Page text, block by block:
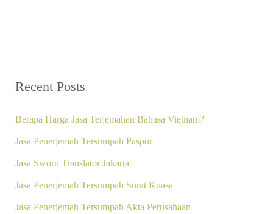
Recent Posts
Berapa Harga Jasa Terjemahan Bahasa Vietnam?
Jasa Penerjemah Tersumpah Paspor
Jasa Sworn Translator Jakarta
Jasa Penerjemah Tersumpah Surat Kuasa
Jasa Penerjemah Tersumpah Akta Perusahaan